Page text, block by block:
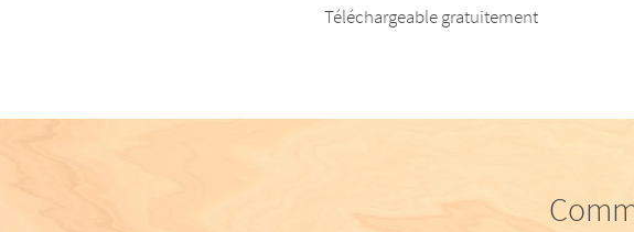
Téléchargeable gratuitement